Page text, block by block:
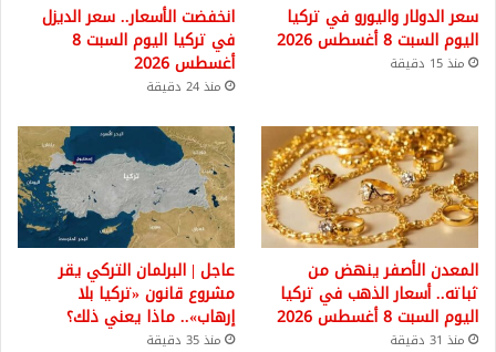
سعر الدولار واليورو في تركيا
اليوم السبت 8 أغسطس 2026
منذ 15 دقيقة
انخفضت الأسعار.. سعر الديزل
في تركيا اليوم السبت 8
أغسطس 2026
منذ 24 دقيقة
المعدن الأصفر ينهض من
ثباته.. أسعار الذهب في تركيا
اليوم السبت 8 أغسطس 2026
منذ 31 دقيقة
عاجل | البرلمان التركي يقر
مشروع قانون «تركيا بلا
إرهاب».. ماذا يعني ذلك؟
منذ 35 دقيقة